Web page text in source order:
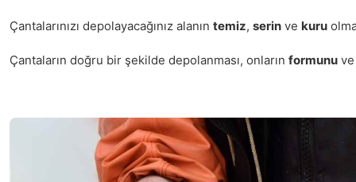
Çantalarınızı depolayacağınız alanın temiz, serin ve kuru
Çantaların doğru bir şekilde depolanması, onların formunu